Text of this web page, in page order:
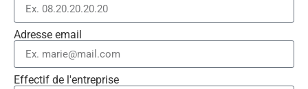
Adresse email
Effectif de l'entreprise